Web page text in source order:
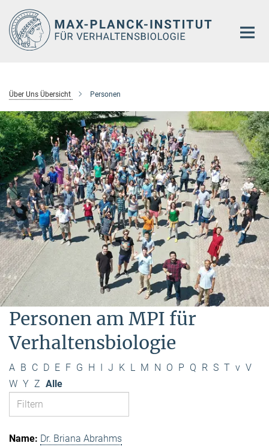
Hauptinhalt
Über Uns Übersicht Personen
Personen am MPI für
Verhaltensbiologie
A B C D E F G H J K L M N O P Q R S T v V
W Y Z Alle
Dr. Briana Abrahms